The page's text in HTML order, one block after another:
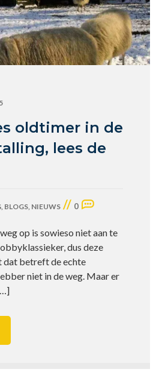
oldtimer in de
lees de
BLOGS NIEUWS // 0
op is sowieso niet aan te
dus deze
dat betreft de echte
niet in de weg. Maar er